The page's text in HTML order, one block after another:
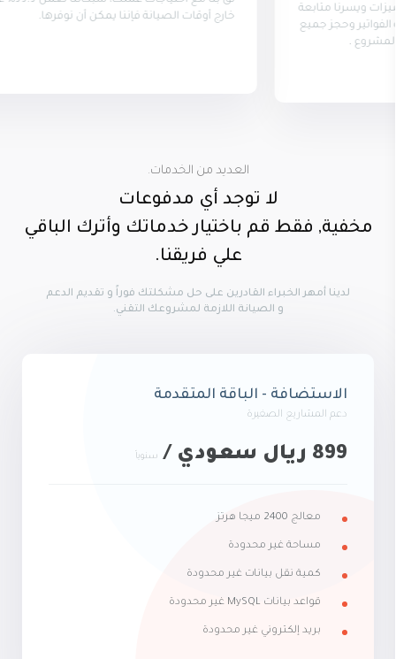
خارج أوقات الصيانة فإننا يمكن أن نوفرها.
العديد من الخدمات.
لا توجد أي مدفوعات
مخفية, فقط قم باختيار خدماتك وأترك الباقي
علي فريقنا.
لدينا أمهر الخبراء القادرين على حل مشكلتك فوراً و تقديم الدعم
و الصيانة اللازمة لمشروعك التقني.
الاستضافة - الباقة المتقدمة
دعم المشاريع الصغيرة
899 ريال سعودي / سنوياً
معالج 2400 ميجا هرتز
مساحة غير محدودة
كمية نقل بيانات غير محدودة
قواعد بيانات MySQL غير محدودة
بريد إلكتروني غير محدودة